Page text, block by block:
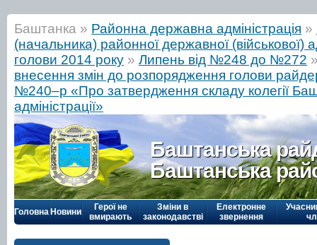
Баштанка » Районна державна адміністрація »
(начальника) районної державної (військової)
голови 2014 року » Липень від №248 до №272
внесення змін до розпорядження голови
№240–р «Про затвердження складу колегії
адміністрації»
Баштанська
Баштанська
Головна Новини
Герої не
вмирають
Зміни в
законодавстві
Електронне
звернення